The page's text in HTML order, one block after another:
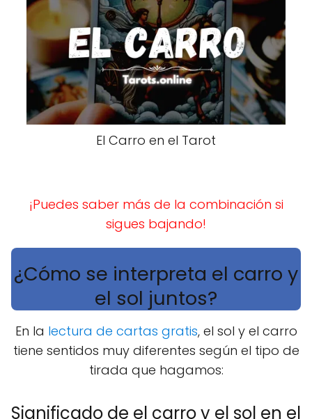
El Carro en el Tarot
¡Puedes saber más de la combinación si
sigues bajando!
¿Cómo se interpreta el carro y
el sol juntos?
En la lectura de cartas gratis, el sol y el carro
tiene sentidos muy diferentes según el tipo de
tirada que hagamos:
Significado de el carro y el sol en el